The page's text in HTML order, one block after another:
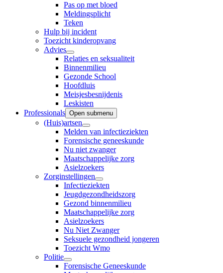
Pas op met bloed
Meldingsplicht
Teken
Hulp bij incident
Toezicht kinderopvang
Advies
Relaties en seksualiteit
Binnenmilieu
Gezonde School
Hoofdluis
Meisjesbesnijdenis
Leskisten
Professionals Open submenu
(Huis)artsen
Melden van infectieziekten
Forensische geneeskunde
Nu niet zwanger
Maatschappelijke zorg
Asielzoekers
Zorginstellingen
Infectieziekten
Jeugdgezondheidszorg
Gezond binnenmilieu
Maatschappelijke zorg
Asielzoekers
Nu Niet Zwanger
Seksuele gezondheid jongeren
Toezicht Wmo
Politie
Forensische Geneeskunde